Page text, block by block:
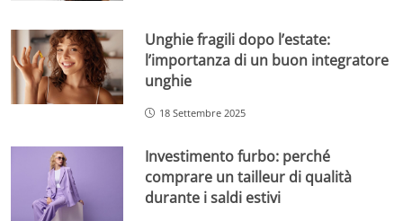
Unghie fragili dopo l’estate:
l’importanza di un buon integratore
unghie
18 Settembre 2025
Investimento furbo: perché
comprare un tailleur di qualità
durante i saldi estivi